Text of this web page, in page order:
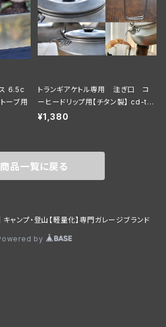
6.5c
ストーブ用
トランギアケトル専用 注ぎ口 コ
ーヒードリップ用【チタン製】 cd-tra
ngiaT
¥1,380
商品一覧に戻る
ンプ・登山【軽量化】専門ガレージブランド
by